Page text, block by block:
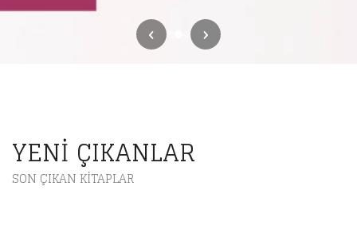
‹ ›
YENI ÇIKANLAR
SON ÇIKAN KITAPLAR